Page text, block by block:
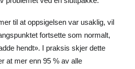
til at oppsigelsen var usaklig, vil
fortsette som normalt,
hendt». I praksis skjer dette
at mer enn 95 % av alle